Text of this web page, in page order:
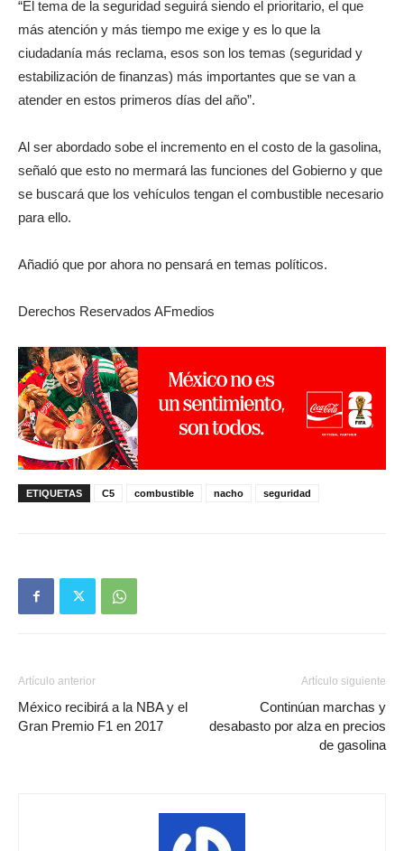
“El tema de la seguridad seguirá siendo el prioritario, el que
más atención y más tiempo me exige y es lo que la
ciudadanía más reclama, esos son los temas (seguridad y
estabilización de finanzas) más importantes que se van a
atender en estos primeros días del año”.
Al ser abordado sobe el incremento en el costo de la gasolina,
señaló que esto no mermará las funciones del Gobierno y que
se buscará que los vehículos tengan el combustible necesario
para ello.
Añadió que por ahora no pensará en temas políticos.
Derechos Reservados AFmedios
ETIQUETAS C5 combustible nacho seguridad
Artículo anterior
México recibirá a la NBA y el
Gran Premio F1 en 2017
Artículo siguiente
Continúan marchas y
desabasto por alza en precios
de gasolina